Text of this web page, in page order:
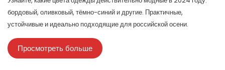
бордовый, оливковый, тёмно-синий и другие. Практичные,
устойчивые и идеально подходящие для российской осени.
Просмотреть больше